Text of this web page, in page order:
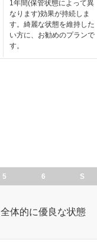
1年間(保管状態によって異
なります)効果が持続しま
す。綺麗な状態を維持した
い方に、お勧めのプランで
す。
5 6 S
全体的に優良な状態